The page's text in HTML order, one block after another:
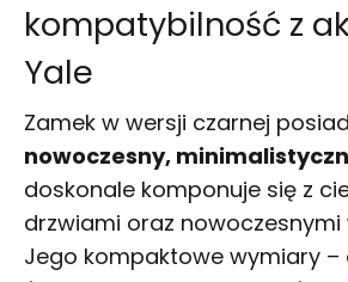
kompatybilność z
Yale
Zamek w wersji czarnej
nowoczesny,
doskonale komponuje się z
drzwiami oraz nowoczesnymi
Jego kompaktowe wymiary –